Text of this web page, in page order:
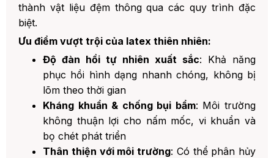
5. Về Trải Nghiệm Nhiệt Độ
5. Lựa Chọn Công Nghệ Phù Hợp Với Nhu Cầu
Của Bạn
1. Chọn Latex Dunlop Nếu Bạn:
2. Chọn Latex Talalay Nếu Bạn:
3. Lựa Chọn Kết Hợp: Tận Dụng Ưu
Điểm Của Cả Hai
thành vật liệu đệm thông qua các quy trình đặc
biệt.
Ưu điểm vượt trội của latex thiên nhiên:
Độ đàn hồi tự nhiên xuất sắc: Khả năng
phục hồi hình dạng nhanh chóng, không bị
lõm theo thời gian
Kháng khuẩn & chống bụi bẩm: Môi trường
không thuận lợi cho nấm mốc, vi khuẩn và
bọ chét phát triển
Thân thiện với môi trường: Có thể phân hủy